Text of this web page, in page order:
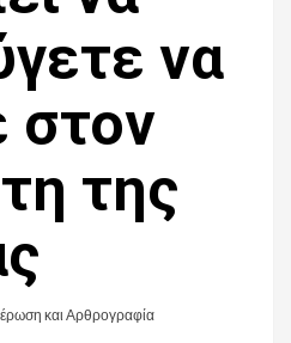
να
στον
της
και Αρθρογραφία